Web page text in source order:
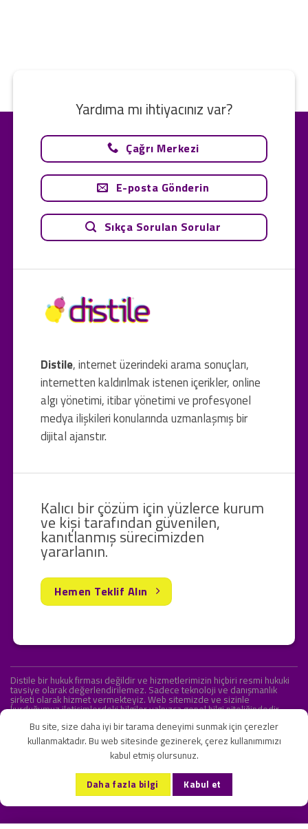
Distile, internet üzerindeki arama sonuçları,
internetten kaldırılmak istenen içerikler, online
algı yönetimi, itibar yönetimi ve profesyonel
medya ilişkileri konularında uzmanlaşmış bir
dijital ajanstır.
Yardıma mı ihtiyacınız var?
Çağrı Merkezi
E-posta Gönderin
Sıkça Sorulan Sorular
Kalıcı bir çözüm için yüzlerce kurum
ve kişi tarafından güvenilen,
kanıtlanmış sürecimizden
yararlanın.
Hemen Teklif Alın
Distile bir hukuk firması değildir ve hizmetlerimizin hiçbiri resmi hukuki
tavsiye olarak değerlendirilemez. Sadece teknoloji ve danışmanlık
şirketi olarak hizmet vermekteyiz. Web sitemizde ve sizinle
kurduğumuz iletişimlerdeki bilgiler yalnızca genel bilgi niteliğindedir.
KVKK ve Gizlilik Sözleşmesi S.S.S. İletişim
Copyright 2026 ©Onlipr Teknoloji ve Ticaret A.Ş.
Bu site, size daha iyi bir tarama deneyimi sunmak için çerezler
kullanmaktadır. Bu web sitesinde gezinerek, çerez kullanımımızı
kabul etmiş olursunuz.
Daha fazla bilgi Kabul et